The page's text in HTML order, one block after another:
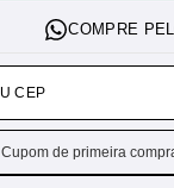
Cupom de primeira